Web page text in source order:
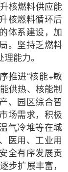
核燃料供应能
核燃料循环后
体系建设，加
。坚持乏燃料
能力。
推进“核能+敏
供热、核能制
、园区综合智
场需求，积极
气冷堆等在城
医用、工业用
全有序发展贡
步扩展丰富，